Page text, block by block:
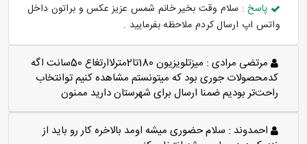
پاسخ : سلام وقت بخیر خانم شمس عزیز عکس و براتون داخل
واتس اپ ارسال کردم ملاحظه بفرمایید .
مرتضی مرادی :
میزتلویزیون 180تا2مترلاارتغاع 50سانت اگه
کدمحصولات جوری بود که میتونستم مشاهده کنیم توانتخاب
راحت‌تر بودیم ضمنا ارسال برای شهرستان دارید ممنون
احمدوند : سلام حضوری میشه اومد بالاخره کار رو باید از